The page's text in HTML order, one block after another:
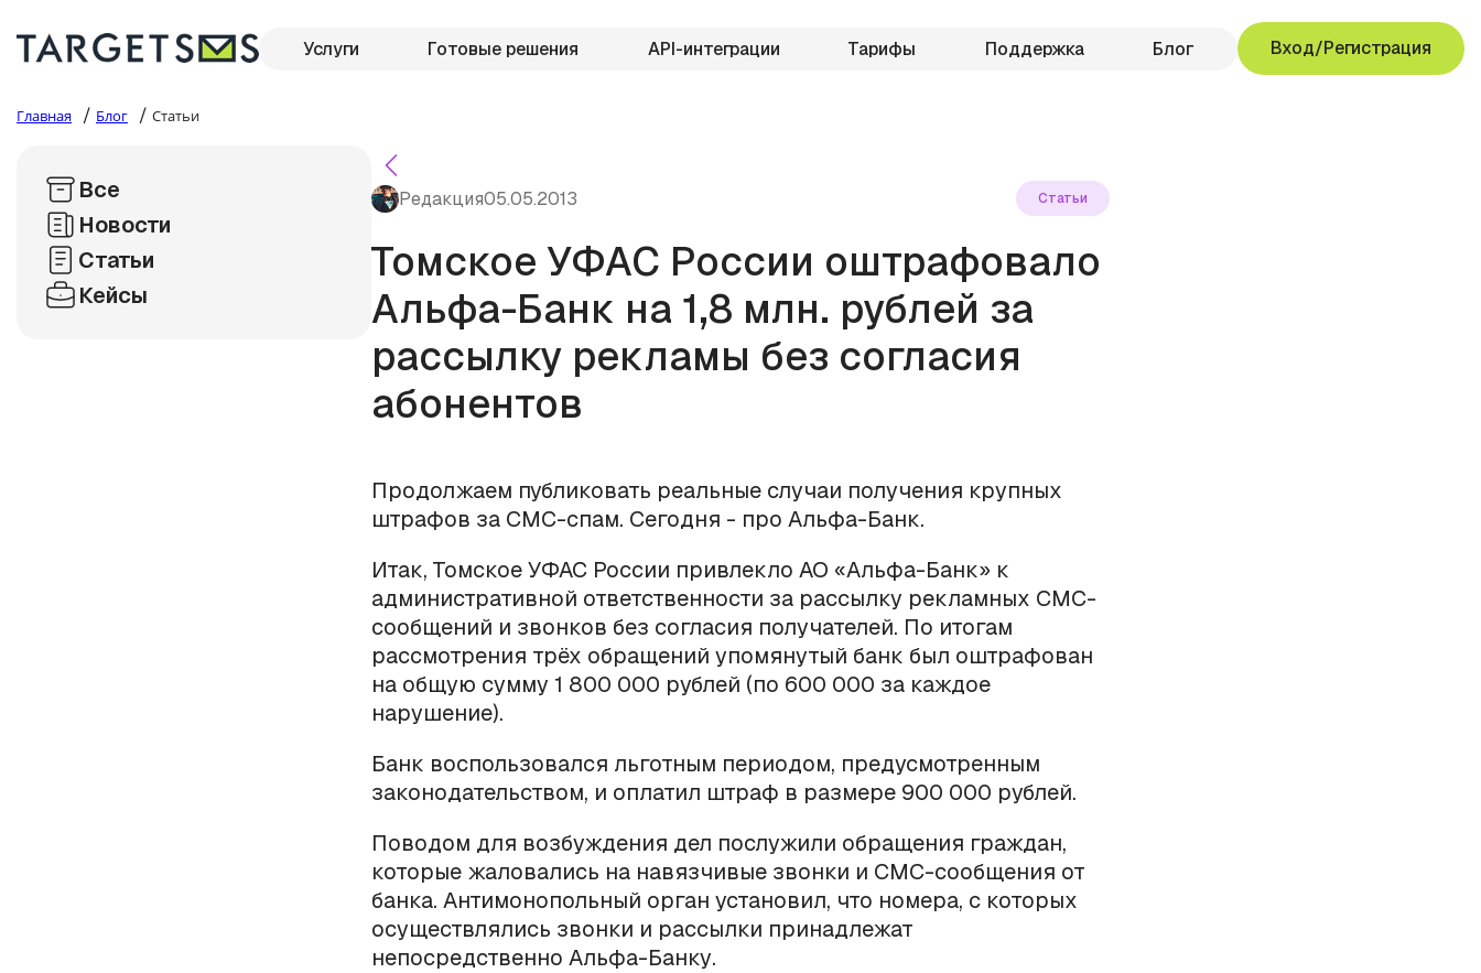
Услуги Готовые решения API-интеграции Тарифы Поддержка Блог Вход/Регистрация
Главная / Блог / Статьи
Все
Новости
Статьи
Кейсы
Редакция05.05.2013 Статьи
Томское УФАС России оштрафовало
Альфа-Банк на 1,8 млн. рублей за
рассылку рекламы без согласия
абонентов
Продолжаем публиковать реальные случаи получения крупных
штрафов за СМС-спам. Сегодня - про Альфа-Банк.
Итак, Томское УФАС России привлекло АО «Альфа-Банк» к
административной ответственности за рассылку рекламных СМС-
сообщений и звонков без согласия получателей. По итогам
рассмотрения трёх обращений упомянутый банк был оштрафован
на общую сумму 1 800 000 рублей (по 600 000 за каждое
нарушение).
Банк воспользовался льготным периодом, предусмотренным
законодательством, и оплатил штраф в размере 900 000 рублей.
Поводом для возбуждения дел послужили обращения граждан,
которые жаловались на навязчивые звонки и СМС-сообщения от
банка. Антимонопольный орган установил, что номера, с которых
осуществлялись звонки и рассылки принадлежат
непосредственно Альфа-Банку.